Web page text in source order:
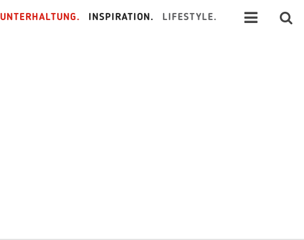
UNTERHALTUNG. INSPIRATION. LIFESTYLE.